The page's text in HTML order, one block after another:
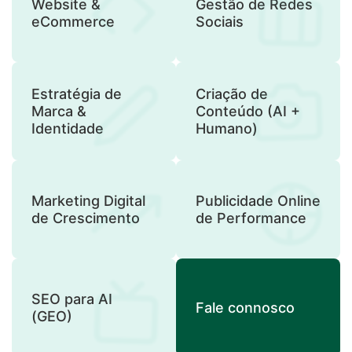
Website &
eCommerce
Gestão de Redes
Sociais
Estratégia de
Marca &
Identidade
Criação de
Conteúdo (AI +
Humano)
Marketing Digital
de Crescimento
Publicidade Online
de Performance
SEO para AI
(GEO)
Fale connosco